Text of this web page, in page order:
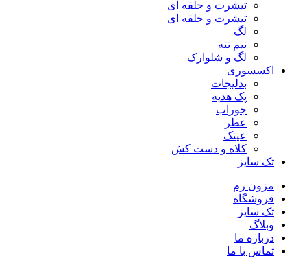
تیشرت و حلقه ای
تیشرت و حلقه ای
لگ
نیم تنه
لگ و شلوارک
اکسسوری
بدلیجات
پک هدیه
جوراب
عطر
عینک
کلاه و دست کش
تک سایز
مزون رم
فروشگاه
تک سایز
وبلاگ
درباره ما
تماس با ما